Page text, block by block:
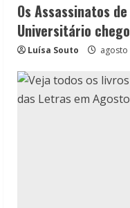
Os Assassinatos
Universitário
Luísa Souto agosto